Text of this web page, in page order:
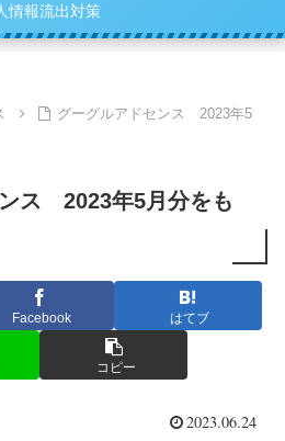
情報流出対策
グーグルアドセンス 2023年5
ス 2023年5月分をも
Facebook はてブ
コピー
2023.06.24